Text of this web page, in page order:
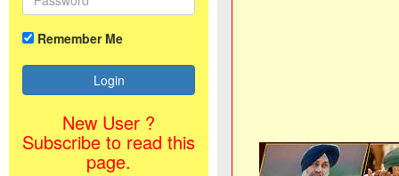
Remember Me
New User ?
Subscribe to read this
page.